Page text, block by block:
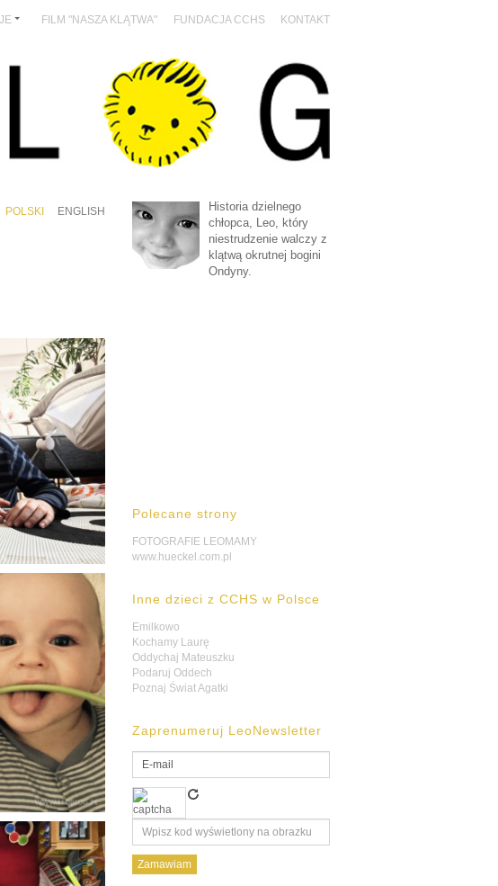
FILM "NASZA KLĄTWA" FUNDACJA CCHS KONTAKT
POLSKI ENGLISH
Historia dzielnego
chłopca, Leo, który
niestrudzenie walczy z
klątwą okrutnej bogini
Ondyny.
Polecane strony
FOTOGRAFIE LEOMAMY
www.hueckel.com.pl
Inne dzieci z CCHS w Polsce
Emilkowo
Kochamy Laurę
Oddychaj Mateuszku
Podaruj Oddech
Poznaj Świat Agatki
Zaprenumeruj LeoNewsletter